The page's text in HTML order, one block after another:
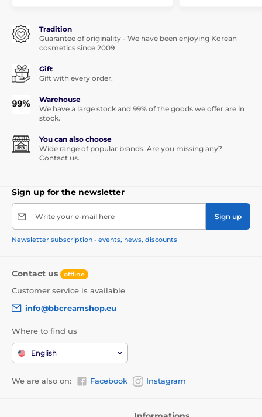
Tradition
Guarantee of originality - We have been enjoying Korean
cosmetics since 2009
Gift
Gift with every order.
Warehouse
We have a large stock and 99% of the goods we offer are in
stock.
You can also choose
Wide range of popular brands. Are you missing any?
Contact us.
Sign up for the newsletter
Write your e-mail here Sign up
Newsletter subscription - events, news, discounts
Contact us offline
Customer service is available
info@bbcreamshop.eu
Where to find us
English
We are also on: Facebook Instagram